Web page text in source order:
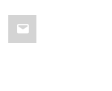
Email